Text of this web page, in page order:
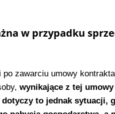
w przypadku
zawarciu umowy
wynikające z tej
to jednak sytuacji,